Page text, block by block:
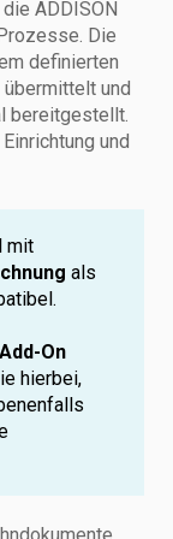
ADDISON
Die
definierten
und
bereitgestellt.
und
mit
als
Add-On
hierbei,